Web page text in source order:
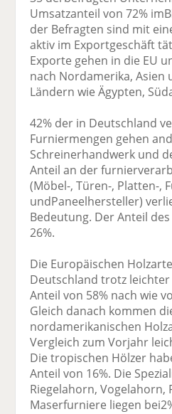
Umsatzanteil von 72%
der Befragten sind mit
aktiv im Exportgeschäft
Exporte gehen in die EU
nach Nordamerika, Asien
Ländern wie Ägypten,
42% der in Deutschland
Furniermengen gehen
Schreinerhandwerk und
Anteil an der
(Möbel-, Türen-, Platten-,
undPaneelhersteller)
Bedeutung. Der Anteil
26%.
Die Europäischen
Deutschland trotz
Anteil von 58% nach wie
Gleich danach kommen
nordamerikanischen
Vergleich zum Vorjahr
Die tropischen Hölzer
Anteil von 16%. Die
Riegelahorn, Vogelahorn,
Maserfurniere liegen